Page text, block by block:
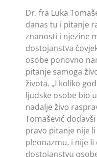
Dr. fra Luka
danas tu i pitanje
znanosti i njezine
dostojanstva
osobe ponovno
pitanje samoga
života. „I koliko
ljudske osobe bio
nadalje živo
Tomašević
pravo pitanje nije
pleonazmu, i nije
dostojanstvu